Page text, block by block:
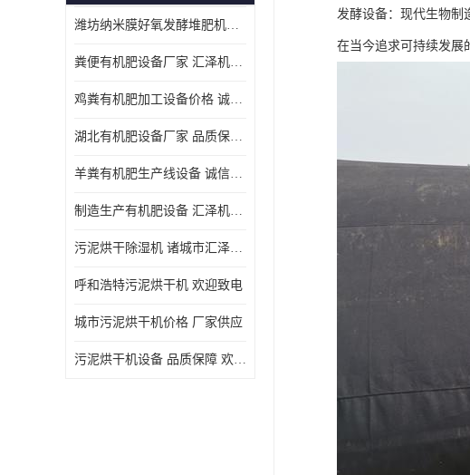
潍坊纳米膜好氧发酵堆肥机定制
粪便有机肥设备厂家 汇泽机械 免费报价
鸡粪有机肥加工设备价格 诚信卖家 致电了解
湖北有机肥设备厂家 品质保障 欢迎咨询
羊粪有机肥生产线设备 诚信卖家 致电了解
制造生产有机肥设备 汇泽机械 免费报价
污泥烘干除湿机 诸城市汇泽机械有限公司
呼和浩特污泥烘干机 欢迎致电
城市污泥烘干机价格 厂家供应
污泥烘干机设备 品质保障 欢迎咨询
发酵设备：现代生物制
在当今追求可持续发展